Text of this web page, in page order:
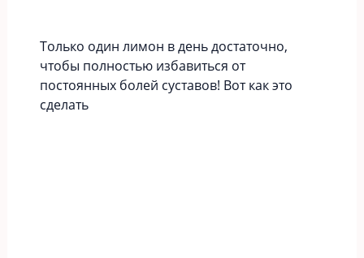
Только один лимон в день достаточно,
чтобы полностью избавиться от
постоянных болей суставов! Вот как это
сделать